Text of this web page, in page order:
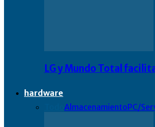
LG y Mundo Total
hardware
AlmacenamientoPC/